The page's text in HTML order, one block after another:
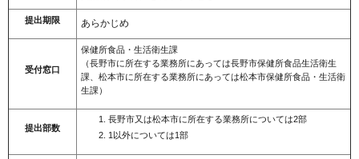
提出期限 あらかじめ
受付窓口
保健所食品・生活衛生課
（長野市に所在する業務所にあっては長野市保健所食品生活衛生
課、松本市に所在する業務所にあっては松本市保健所食品・生活衛
生課）
提出部数
長野市又は松本市に所在する業務所については2部
1以外については1部